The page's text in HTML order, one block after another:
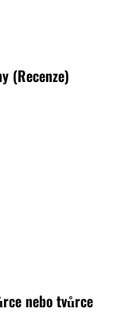
(Recenze)
nebo tvůrce